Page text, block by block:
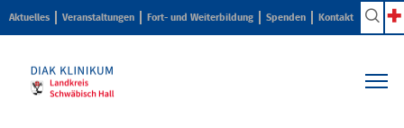
Aktuelles Veranstaltungen Fort- und Weiterbildung Spenden Kontakt